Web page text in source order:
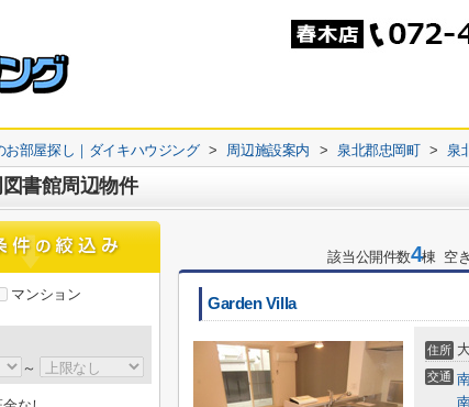
お部屋探し｜ダイキハウジング > 周辺施設案内 > 泉北郡忠岡町 > 泉
図書館周辺物件
該当公開件数4棟 空
Garden Villa
住所
交通
マンション
～